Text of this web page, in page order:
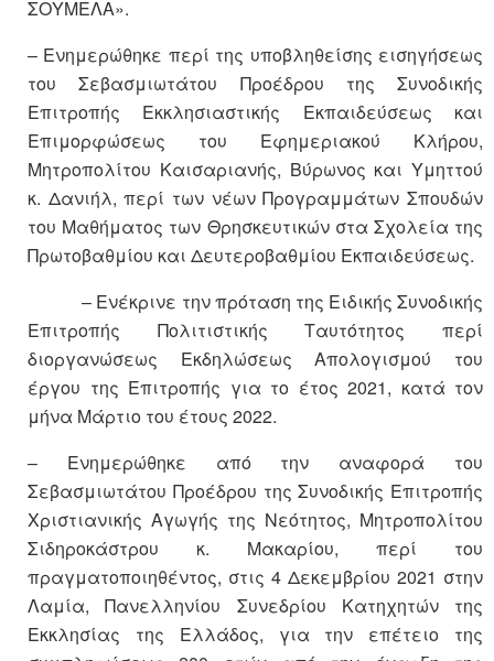
ΣΟΥΜΕΛΑ».
– Ενημερώθηκε περί της υποβληθείσης εισηγήσεως
του Σεβασμιωτάτου Προέδρου της Συνοδικής
Επιτροπής Εκκλησιαστικής Εκπαιδεύσεως και
Επιμορφώσεως του Εφημεριακού Κλήρου,
Μητροπολίτου Καισαριανής, Βύρωνος και Υμηττού
κ. Δανιήλ, περί των νέων Προγραμμάτων Σπουδών
του Μαθήματος των Θρησκευτικών στα Σχολεία της
Πρωτοβαθμίου και Δευτεροβαθμίου Εκπαιδεύσεως.
– Ενέκρινε την πρόταση της Ειδικής Συνοδικής
Επιτροπής Πολιτιστικής Ταυτότητος περί
διοργανώσεως Εκδηλώσεως Απολογισμού του
έργου της Επιτροπής για το έτος 2021, κατά τον
μήνα Μάρτιο του έτους 2022.
– Ενημερώθηκε από την αναφορά του
Σεβασμιωτάτου Προέδρου της Συνοδικής Επιτροπής
Χριστιανικής Αγωγής της Νεότητος, Μητροπολίτου
Σιδηροκάστρου κ. Μακαρίου, περί του
πραγματοποιηθέντος, στις 4 Δεκεμβρίου 2021 στην
Λαμία, Πανελληνίου Συνεδρίου Κατηχητών της
Εκκλησίας της Ελλάδος, για την επέτειο της